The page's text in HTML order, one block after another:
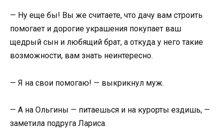
— Ну еще бы! Вы же считаете, что дачу вам строить
помогает и дорогие украшения покупает ваш
щедрый сын и любящий брат, а откуда у него такие
возможности, вам знать неинтересно.
— Я на свои помогаю! — выкрикнул муж.
— А на Ольгины — питаешься и на курорты ездишь, —
заметила подруга Лариса.